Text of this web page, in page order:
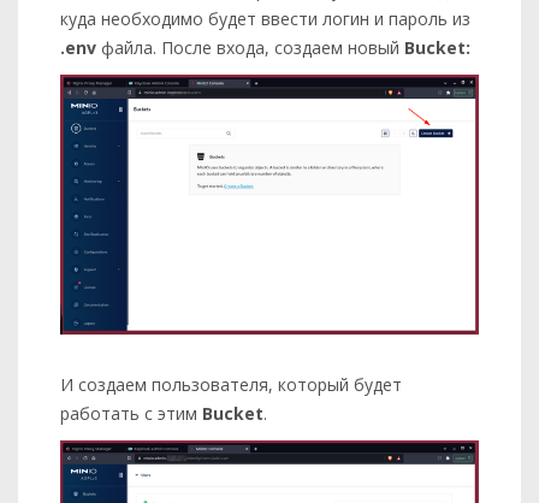
куда необходимо будет ввести логин и пароль из
.env файла. После входа, создаем новый Bucket:
И создаем пользователя, который будет
работать с этим Bucket.